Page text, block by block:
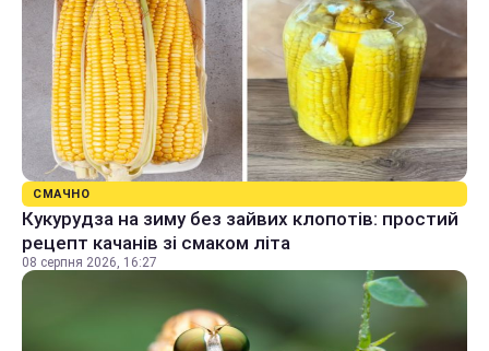
СМАЧНО
Кукурудза на зиму без зайвих клопотів: простий
рецепт качанів зі смаком літа
08 серпня 2026, 16:27